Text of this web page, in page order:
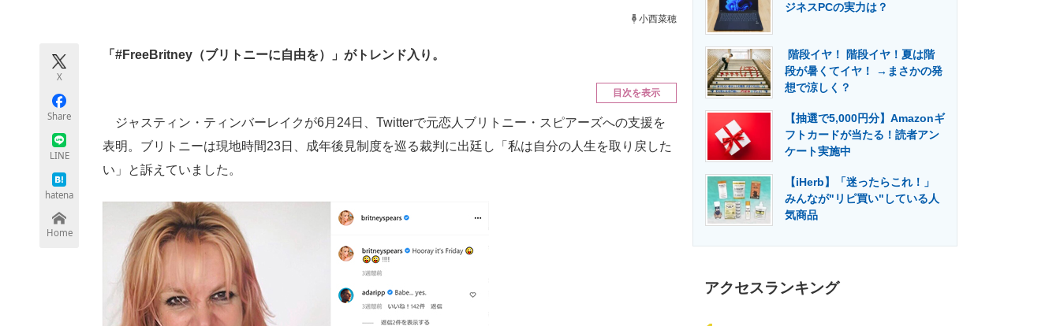
エネルギーの専門メディア 建設×テクノロジーの最前線
小西菜穂
X
Share
LINE
hatena
Home
「#FreeBritney（ブリトニーに自由を）」がトレンド入り。
目次を表示
ジャスティン・ティンバーレイクが6月24日、Twitterで元恋人ブリトニー・スピアーズへの支援を
表明。ブリトニーは現地時間23日、成年後見制度を巡る裁判に出廷し「私は自分の人生を取り戻した
い」と訴えていました。
ジネスPCの実力は？
階段イヤ！ 階段イヤ！夏は階
段が暑くてイヤ！ →まさかの発
想で涼しく？
【抽選で5,000円分】Amazonギ
フトカードが当たる！読者アン
ケート実施中
【iHerb】「迷ったらこれ！」
みんなが"リピ買い"している人
気商品
アクセスランキング